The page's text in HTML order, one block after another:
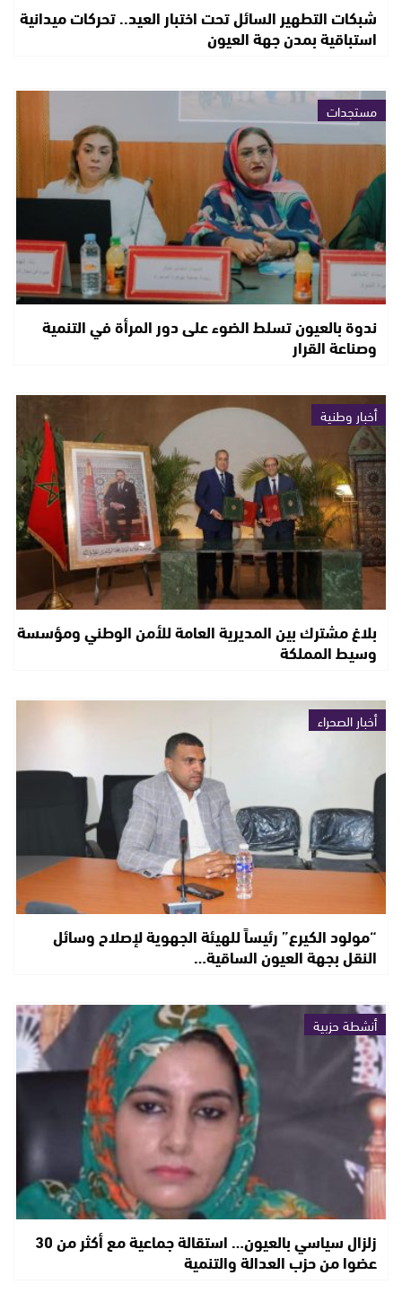
شبكات التطهير السائل تحت اختبار العيد.. تحركات ميدانية
استباقية بمدن جهة العيون
مستجدات
ندوة بالعيون تسلط الضوء على دور المرأة في التنمية
وصناعة القرار
أخبار وطنية
بلاغ مشترك بين المديرية العامة للأمن الوطني ومؤسسة
وسيط المملكة
أخبار الصحراء
“مولود الكيرع” رئيساً للهيئة الجهوية لإصلاح وسائل
النقل بجهة العيون الساقية…
أنشطة حزبية
زلزال سياسي بالعيون… استقالة جماعية مع أكثر من 30
عضوا من حزب العدالة والتنمية